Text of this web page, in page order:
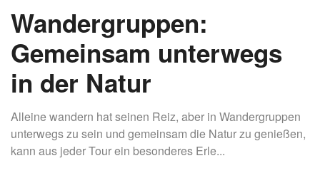
Wandergruppen:
Gemeinsam unterwegs
in der Natur
Alleine wandern hat seinen Reiz, aber in Wandergruppen
unterwegs zu sein und gemeinsam die Natur zu genießen,
kann aus jeder Tour ein besonderes Erle...